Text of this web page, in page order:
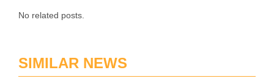
No related posts.
SIMILAR NEWS